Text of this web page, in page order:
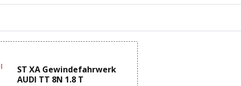
ST XA Gewindefahrwerk
AUDI TT 8N 1.8 T